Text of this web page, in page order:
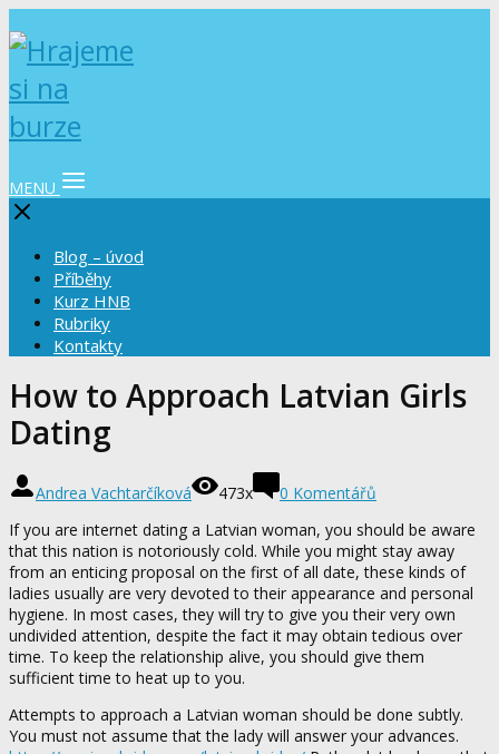
MENU
Blog – úvod
Příběhy
Kurz HNB
Rubriky
Kontakty
How to Approach Latvian Girls
Dating
Andrea Vachtarčíková 473x
0 Komentářů
If you are internet dating a Latvian woman, you should be aware
that this nation is notoriously cold. While you might stay away
from an enticing proposal on the first of all date, these kinds of
ladies usually are very devoted to their appearance and personal
hygiene. In most cases, they will try to give you their very own
undivided attention, despite the fact it may obtain tedious over
time. To keep the relationship alive, you should give them
sufficient time to heat up to you.
Attempts to approach a Latvian woman should be done subtly.
You must not assume that the lady will answer your advances.